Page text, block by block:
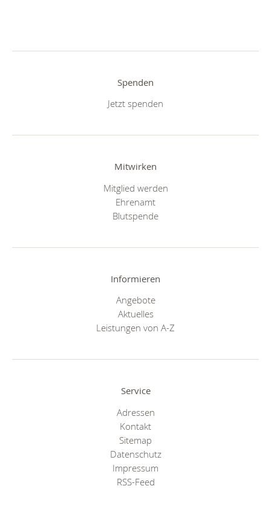
Spenden
Jetzt spenden
Mitwirken
Mitglied werden
Ehrenamt
Blutspende
Informieren
Angebote
Aktuelles
Leistungen von A-Z
Service
Adressen
Kontakt
Sitemap
Datenschutz
Impressum
RSS-Feed